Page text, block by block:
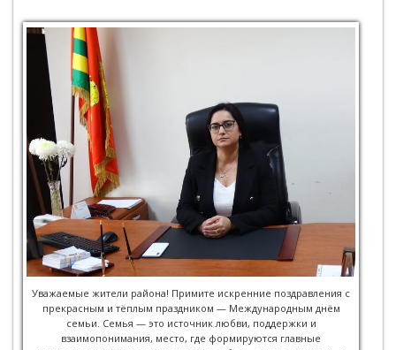
Уважаемые жители района! Примите искренние поздравления с
прекрасным и тёплым праздником — Международным днём
семьи. Семья — это источник любви, поддержки и
взаимопонимания, место, где формируются главные